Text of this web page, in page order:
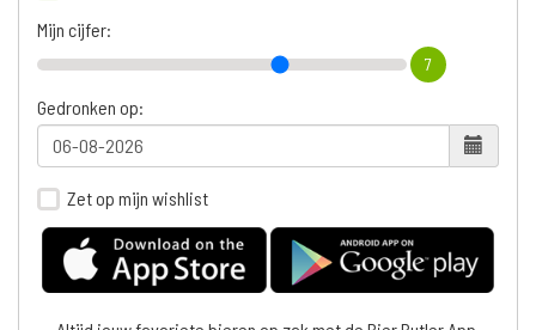
Mijn cijfer:
7
Gedronken op:
Zet op mijn wishlist